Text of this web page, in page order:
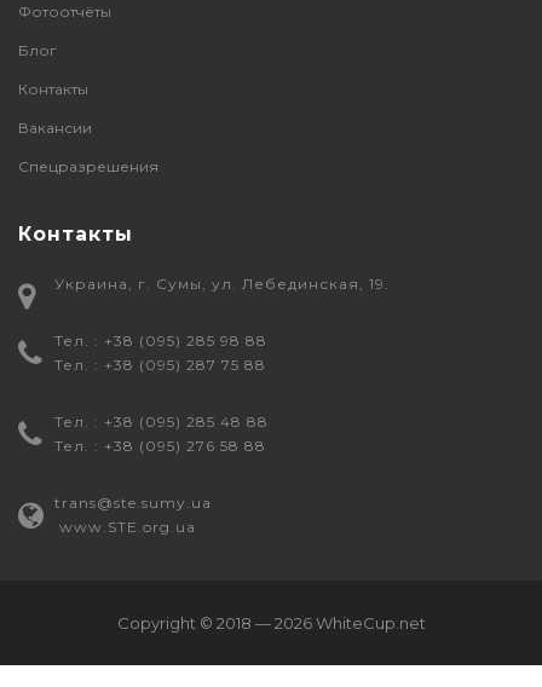
Фотоотчёты
Блог
Контакты
Вакансии
Спецразрешения
Контакты
Украина, г. Сумы, ул. Лебединская, 19.
Тел. : +38 (095) 285 98 88
Тел. : +38 (095) 287 75 88
Тел. : +38 (095) 285 48 88
Тел. : +38 (095) 276 58 88
trans@ste.sumy.ua
www.STE.org.ua
Copyright © 2018 — 2026WhiteCup.net